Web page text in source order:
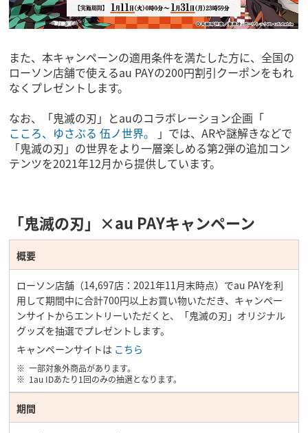
また、本キャンペーンの適用条件を満たした方に、全国の
ローソン店舗で使えるau PAYの200円割引クーポンをもれ
なくプレゼントします。
なお、「鬼滅の刃」とauのコラボレーション企画「
こころ、ゆさぶる 伍ノ世界。
」では、ARや謎解きなどで
「鬼滅の刃」の世界をより一層楽しめる第2弾の追加コン
テンツを2021年12月から提供しています。
「鬼滅の刃」×au PAYキャンペーン
概要
ローソン店舗（14,697店：2021年11月末時点）でau PAYを利
用して期間中に合計700円以上お買い物いただき、キャンペー
ンサイトからエントリーいただくと、「鬼滅の刃」オリジナル
グッズを抽選でプレゼントします。
キャンペーンサイトは こちら
一部対象外商品があります。
1au IDあたり1回のみの抽選となります。
期間